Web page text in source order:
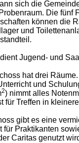
sich die
Die fünf
können die
und
Jugend- und
hat drei
und
2) nimmt alles
für Treffen in
gibt es eine
für Praktikanten
Caritas genutzt